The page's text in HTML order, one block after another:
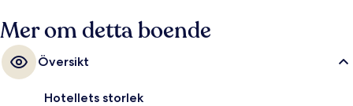
Mer om detta boende
Översikt
Hotellets storlek